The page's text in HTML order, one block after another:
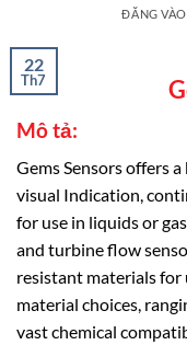
ĐĂNG VÀO
22
Th7
Mô tả:
Gems Sensors offers
visual Indication,
for use in liquids or
and turbine flow
resistant materials
material choices,
vast chemical